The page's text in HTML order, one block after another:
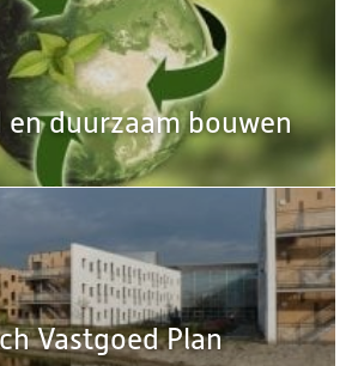
en duurzaam bouwen
Vastgoed Plan